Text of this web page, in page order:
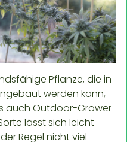
Pflanze, die in
werden kann,
auch Outdoor-Grower
lässt sich leicht
Regel nicht viel